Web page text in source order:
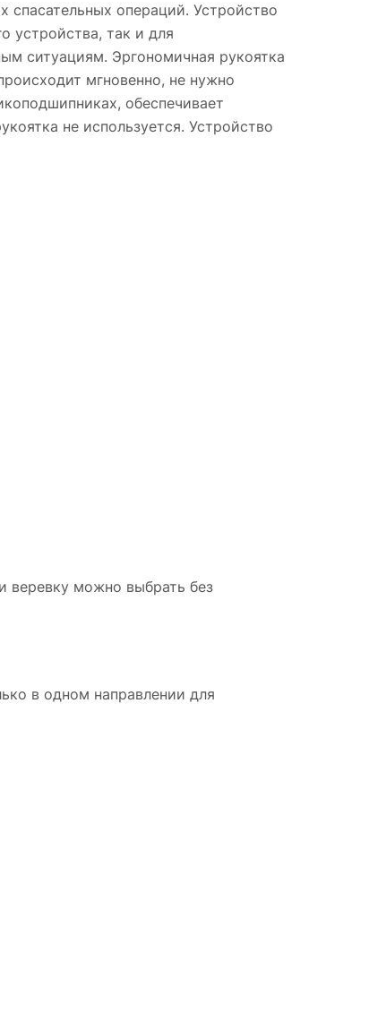
спасательных операций. Устройство
устройства, так и для
ситуациям. Эргономичная рукоятка
мгновенно, не нужно
обеспечивает
не используется. Устройство
веревку можно выбрать без
в одном направлении для